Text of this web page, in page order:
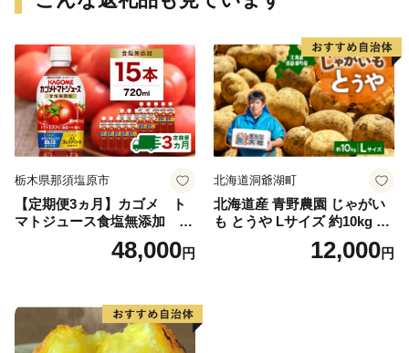
栃木県那須塩原市
【定期便3ヵ月】カゴメ ト
マトジュース食塩無添加 72
0ml PET×15本 1ケース 毎月
届く 3ヵ月 3回コース ns001-
48,000円
北海道洞爺湖町
北海道産 青野農園 じゃがい
も とうや Lサイズ 約10kg 20
26年10月初旬～12月下旬頃お
届け 先行予約 北海道 ジャガ
12,000円